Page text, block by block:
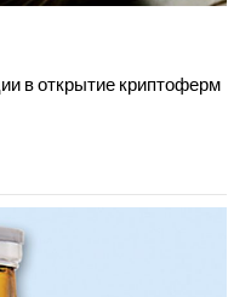
в открытие криптоферм